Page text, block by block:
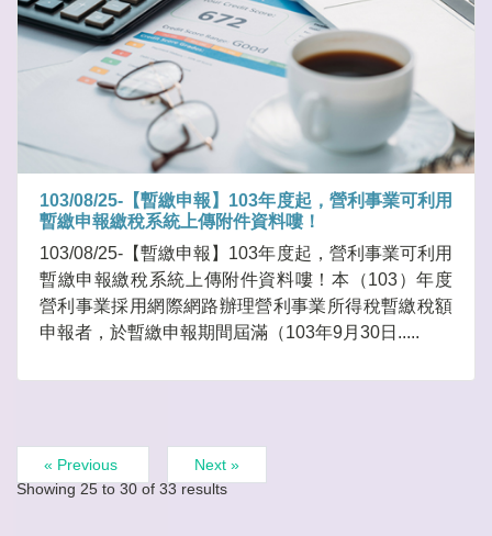
103/08/25-【暫繳申報】103年度起，營利事業可利用
暫繳申報繳稅系統上傳附件資料嘍！
103/08/25-【暫繳申報】103年度起，營利事業可利用
暫繳申報繳稅系統上傳附件資料嘍！本（103）年度
營利事業採用網際網路辦理營利事業所得稅暫繳稅額
申報者，於暫繳申報期間屆滿（103年9月30日.....
« Previous
Next »
Showing 25 to 30 of 33 results